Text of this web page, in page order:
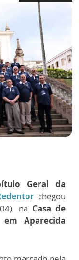
Geral da
chegou
na Casa de
em Aparecida